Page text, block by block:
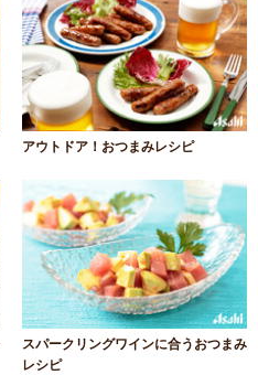
アウトドア！おつまみレシピ
スパークリングワインに合うおつまみ
レシピ